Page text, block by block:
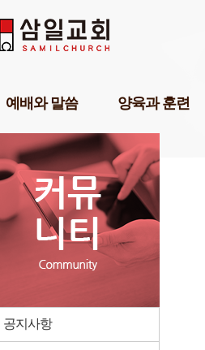
예배와 말씀
담임목사설교
강해설교
교역자설교
온라인예배
초청강사설교
례
양육과 훈련
삼일기도학교
303비전암송학교
묵상학교
삼일아카데미
위플러스가정예배
공지사항